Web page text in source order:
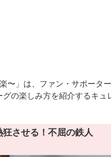
〜」は、ファン・サポーター
の楽しみ方を紹介するキュ
させる！不屈の鉄人